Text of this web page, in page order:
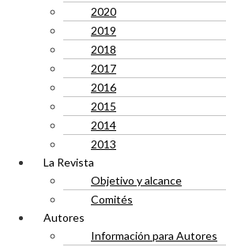
2020
2019
2018
2017
2016
2015
2014
2013
La Revista
Objetivo y alcance
Comités
Autores
Información para Autores